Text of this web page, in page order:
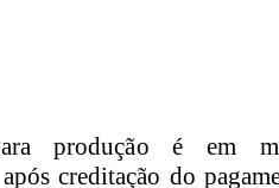
produção é em
creditação do